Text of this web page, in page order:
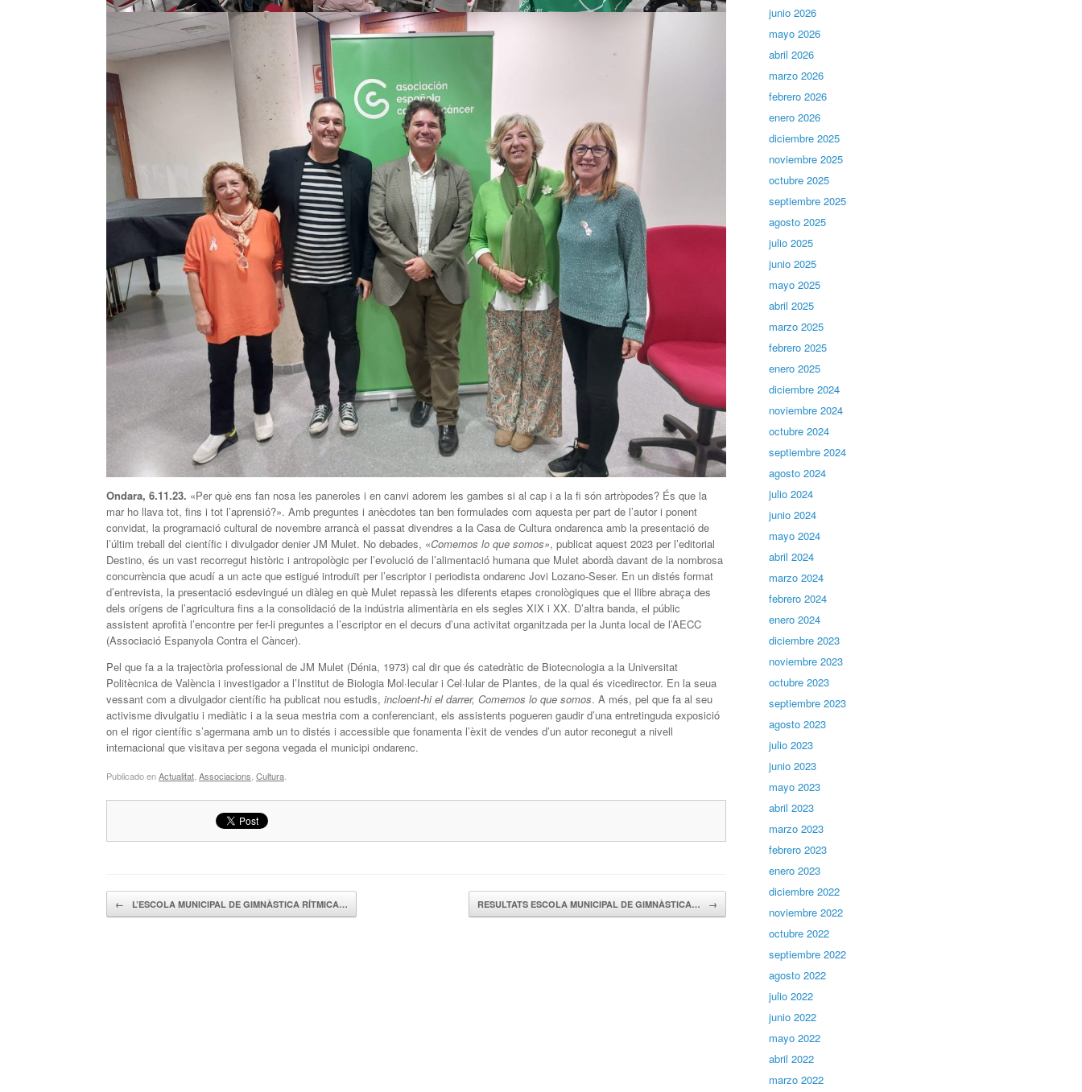
Ondara, 6.11.23. «Per què ens fan nosa les paneroles i en canvi adorem les gambes si al cap i a la fi són artròpodes? És que la
mar ho llava tot, fins i tot l’aprensió?». Amb preguntes i anècdotes tan ben formulades com aquesta per part de l’autor i ponent
convidat, la programació cultural de novembre arrancà el passat divendres a la Casa de Cultura ondarenca amb la presentació de
l’últim treball del científic i divulgador denier JM Mulet. No debades, «Comemos lo que somos», publicat aquest 2023 per l’editorial
Destino, és un vast recorregut històric i antropològic per l’evolució de l’alimentació humana que Mulet abordà davant de la nombrosa
concurrència que acudí a un acte que estigué introduït per l’escriptor i periodista ondarenc Jovi Lozano-Seser. En un distés format
d’entrevista, la presentació esdevingué un diàleg en què Mulet repassà les diferents etapes cronològiques que el llibre abraça des
dels orígens de l’agricultura fins a la consolidació de la indústria alimentària en els segles XIX i XX. D’altra banda, el públic
assistent aprofità l’encontre per fer-li preguntes a l’escriptor en el decurs d’una activitat organitzada per la Junta local de l’AECC
(Associació Espanyola Contra el Càncer).
Pel que fa a la trajectòria professional de JM Mulet (Dénia, 1973) cal dir que és catedràtic de Biotecnologia a la Universitat
Politècnica de València i investigador a l’Institut de Biologia Mol·lecular i Cel·lular de Plantes, de la qual és vicedirector. En la seua
vessant com a divulgador científic ha publicat nou estudis, incloent-hi el darrer, Comemos lo que somos. A més, pel que fa al seu
activisme divulgatiu i mediàtic i a la seua mestria com a conferenciant, els assistents pogueren gaudir d’una entretinguda exposició
on el rigor científic s’agermana amb un to distés i accessible que fonamenta l’èxit de vendes d’un autor reconegut a nivell
internacional que visitava per segona vegada el municipi ondarenc.
Publicado enActualitat, Associacions, Cultura.
Navegador de artículos
← L’ESCOLA MUNICIPAL DE GIMNÀSTICA RÍTMICA… RESULTATS ESCOLA MUNICIPAL DE GIMNÀSTICA… →
junio 2026
mayo 2026
abril 2026
marzo 2026
febrero 2026
enero 2026
diciembre 2025
noviembre 2025
octubre 2025
septiembre 2025
agosto 2025
julio 2025
junio 2025
mayo 2025
abril 2025
marzo 2025
febrero 2025
enero 2025
diciembre 2024
noviembre 2024
octubre 2024
septiembre 2024
agosto 2024
julio 2024
junio 2024
mayo 2024
abril 2024
marzo 2024
febrero 2024
enero 2024
diciembre 2023
noviembre 2023
octubre 2023
septiembre 2023
agosto 2023
julio 2023
junio 2023
mayo 2023
abril 2023
marzo 2023
febrero 2023
enero 2023
diciembre 2022
noviembre 2022
octubre 2022
septiembre 2022
agosto 2022
julio 2022
junio 2022
mayo 2022
abril 2022
marzo 2022